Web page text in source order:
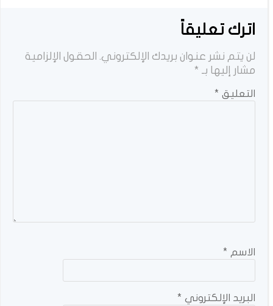
اترك تعليقاً
لن يتم نشر عنوان بريدك الإلكتروني. الحقول الإلزامية
مشار إليها بـ *
التعليق *
الاسم *
البريد الإلكتروني *